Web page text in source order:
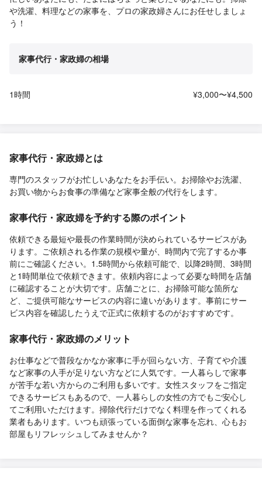
や洗濯、料理などの家事を、プロの家政婦さんにお任せしましょ
う！
家事代行・家政婦の相場
1時間 ¥3,000〜¥4,500
家事代行・家政婦とは
専門のスタッフがお忙しいあなたをお手伝い。お掃除やお洗濯、
お買い物からお食事の準備など家事全般の代行をします。
家事代行・家政婦を予約する際のポイント
依頼できる最短や最長の作業時間が決められているサービスがあ
ります。ご依頼される作業の規模や量が、時間内で完了するか事
前にご確認ください。1.5時間から依頼可能で、以降2時間、3時間
と1時間単位で依頼できます。依頼内容によって必要な時間を店舗
に確認することが大切です。店舗ごとに、お掃除可能な箇所な
ど、ご提供可能なサービスの内容に違いがあります。事前にサー
ビス内容を確認したうえで正式に依頼するのがおすすめです。
家事代行・家政婦のメリット
お仕事などで普段なかなか家事に手が回らない方、子育てや介護
など家事の人手が足りない方などに人気です。一人暮らしで家事
が苦手な若い方からのご利用も多いです。女性スタッフをご指定
できるサービスもあるので、一人暮らしの女性の方でもご安心し
てご利用いただけます。掃除代行だけでなく料理を作ってくれる
業者もあります。いつも頑張っている面倒な家事を忘れ、心もお
部屋もリフレッシュしてみませんか？